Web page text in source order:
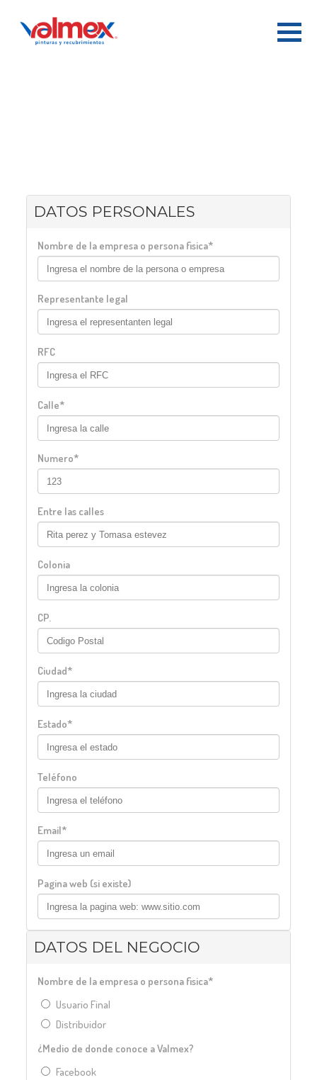
DATOS PERSONALES
Nombre de la empresa o persona fisica*
Representante legal
RFC
Calle*
Numero*
Entre las calles
Colonia
CP.
Ciudad*
Estado*
Teléfono
Email*
Pagina web (si existe)
DATOS DEL NEGOCIO
Nombre de la empresa o persona fisica*
Usuario Final
Distribuidor
¿Medio de donde conoce a Valmex?
Facebook